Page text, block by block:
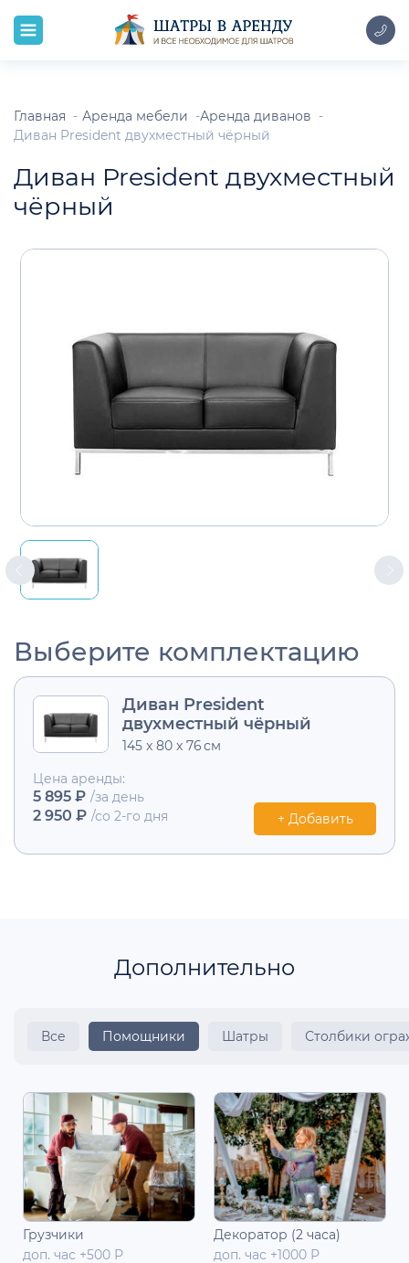
Главная Аренда мебели
Аренда диванов
Диван President двухместный чёрный
Диван President двухместный
чёрный
Выберите комплектацию
Диван President
двухместный чёрный
145 x 80 x 76 см
Цена аренды:
5 895 ₽ /за день
2 950 ₽ /со 2-го дня + Добавить
Дополнительно
Все Помощники Шатры Столбики
Грузчики
доп. час +500 Р
Декоратор (2 часа)
доп. час +1000 Р